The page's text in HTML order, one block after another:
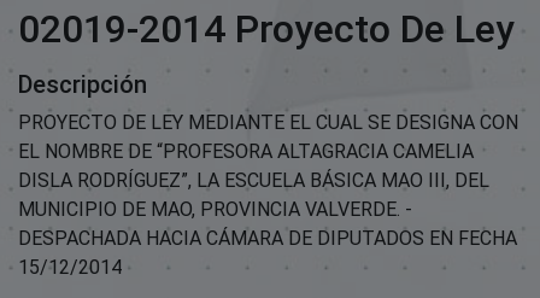
02019-2014 Proyecto De Ley
Descripción
PROYECTO DE LEY MEDIANTE EL CUAL SE DESIGNA CON
EL NOMBRE DE “PROFESORA ALTAGRACIA CAMELIA
DISLA RODRÍGUEZ”, LA ESCUELA BÁSICA MAO III, DEL
MUNICIPIO DE MAO, PROVINCIA VALVERDE. -
DESPACHADA HACIA CÁMARA DE DIPUTADOS EN FECHA
15/12/2014